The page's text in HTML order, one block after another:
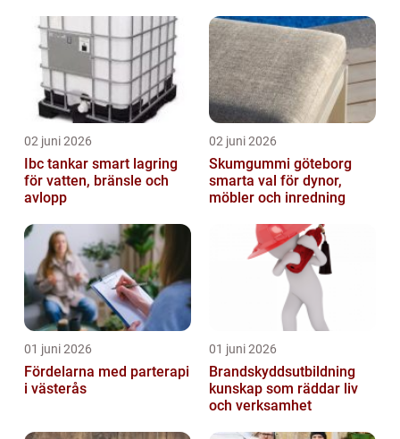
02 juni 2026
Ibc tankar smart lagring
för vatten, bränsle och
avlopp
02 juni 2026
Skumgummi göteborg
smarta val för dynor,
möbler och inredning
01 juni 2026
Fördelarna med parterapi
i västerås
01 juni 2026
Brandskyddsutbildning
kunskap som räddar liv
och verksamhet